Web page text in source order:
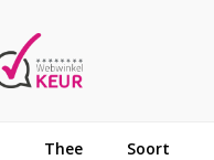
Thee Soort